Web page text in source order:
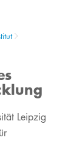
Leipzig